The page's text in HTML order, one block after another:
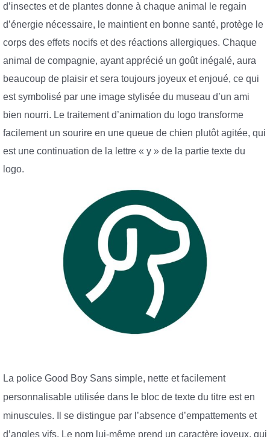
d’insectes et de plantes donne à chaque animal le regain
d’énergie nécessaire, le maintient en bonne santé, protège le
corps des effets nocifs et des réactions allergiques. Chaque
animal de compagnie, ayant apprécié un goût inégalé, aura
beaucoup de plaisir et sera toujours joyeux et enjoué, ce qui
est symbolisé par une image stylisée du museau d’un ami
bien nourri. Le traitement d’animation du logo transforme
facilement un sourire en une queue de chien plutôt agitée, qui
est une continuation de la lettre « y » de la partie texte du
logo.
La police Good Boy Sans simple, nette et facilement
personnalisable utilisée dans le bloc de texte du titre est en
minuscules. Il se distingue par l’absence d’empattements et
d’angles vifs. Le nom lui-même prend un caractère joyeux, qui